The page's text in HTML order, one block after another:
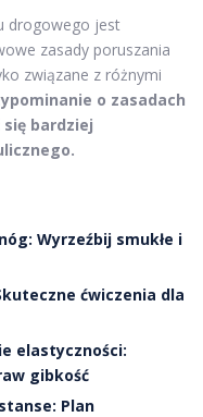
drogowego jest
zasady poruszania
związane z różnymi
o zasadach
bardziej
Wyrzeźbij smukłe i
ćwiczenia dla
elastyczności:
gibkość
Plan